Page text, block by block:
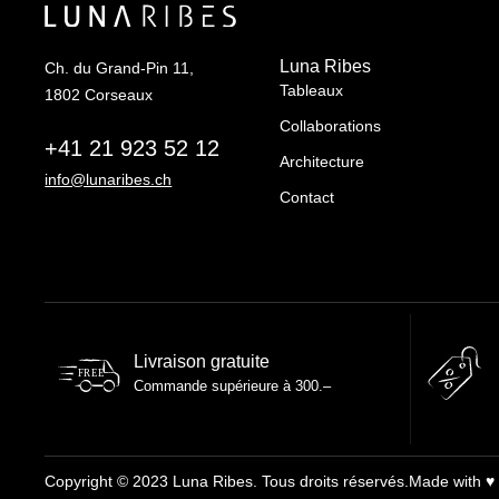
Ch. du Grand-Pin 11,
1802 Corseaux
+41 21 923 52 12
info@lunaribes.ch
Luna Ribes
Tableaux
Collaborations
Architecture
Contact
FREE
Livraison gratuite
Commande supérieure à 300.–
Copyright © 2023 Luna Ribes. Tous droits réservés. Made with ♥